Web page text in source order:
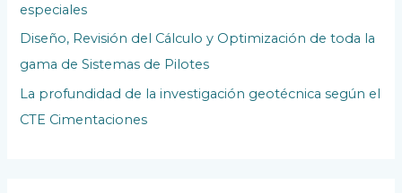
especiales
Diseño, Revisión del Cálculo y Optimización de toda la
gama de Sistemas de Pilotes
La profundidad de la investigación geotécnica según el
CTE Cimentaciones